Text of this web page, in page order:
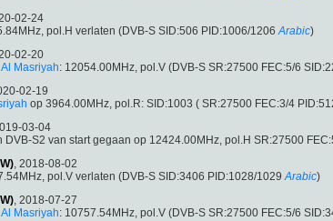
02-24
pol.H verlaten (DVB-S SID:506 PID:1006/1206 Arabic)
02-20
Al Masriyah: 12054.00MHz, pol.V (DVB-S SR:27500 FEC:5/6
02-19
op 3964.00MHz, pol.R: SID:1003 ( SR:27500 FEC:3/4
03-04
DVB-S2 van start gegaan op 12424.00MHz, pol.H SR:27500
, 2018-08-02
pol.V verlaten (DVB-S SID:3406 PID:1028/1029 Arabic)
, 2018-07-27
Al Masriyah: 10757.54MHz, pol.V (DVB-S SR:27500 FEC:5/6